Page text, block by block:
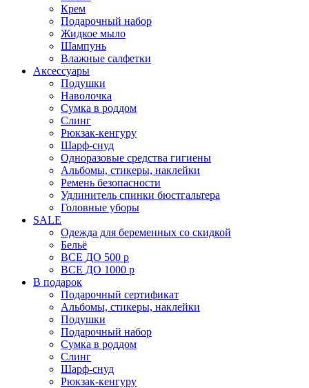
Крем
Подарочный набор
Жидкое мыло
Шампунь
Влажные салфетки
Аксессуары
Подушки
Наволочка
Сумка в роддом
Cлинг
Рюкзак-кенгуру
Шарф-снуд
Одноразовые средства гигиены
Альбомы, стикеры, наклейки
Ремень безопасности
Удлинитель спинки бюстгальтера
Головные уборы
SALE
Одежда для беременных со скидкой
Бельё
ВСЕ ДО 500 р
ВСЕ ДО 1000 р
В подарок
Подарочный сертификат
Альбомы, стикеры, наклейки
Подушки
Подарочный набор
Сумка в роддом
Слинг
Шарф-снуд
Рюкзак-кенгуру